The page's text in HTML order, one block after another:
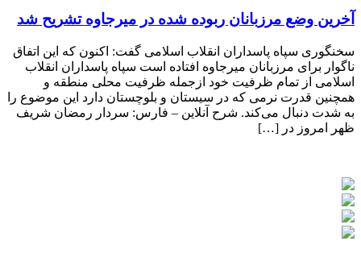
آخرین وضع مرزبانان ربوده شده‌ در میرجاوه تشریح شد
سخنگوری سپاه پاسداران انقلاب اسلامی گفت: اکنون که این اتفاق
ناگوار برای مرزبانان میرجاوه افتاده است سپاه پاسداران انقلاب
اسلامی از تمام ظرفیت خود ازجمله ظرفیت محلی منطقه و
همچنین قدرت نرمی که در سیستان و بلوچستان دارد این موضوع را
به شدت دنبال می‌کند. شرح آنلاین – فارس: سردار رمضان شریف
ظهر امروز در […]